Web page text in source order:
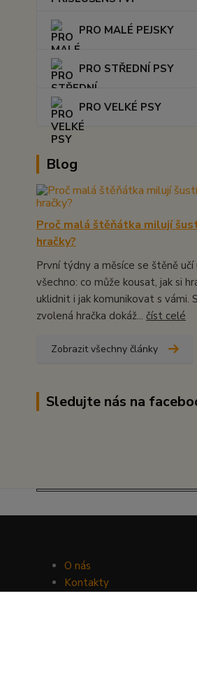
PRO MALÉ PEJSKY
PRO STŘEDNÍ PSY
PRO VELKÉ PSY
Blog
Proč malá štěňátka milují
hračky?
První týdny a měsíce se štěně učí
všechno: co může kousat, jak si
uklidnit i jak komunikovat s vámi.
zvolená hračka dokáž... číst celé
Zobrazit všechny články
Sledujte nás na
O nás
Kontakty